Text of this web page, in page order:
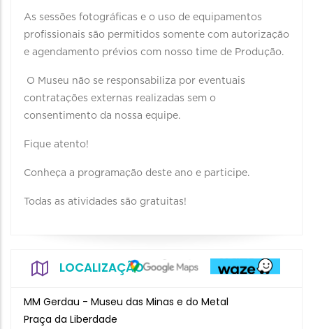
As sessões fotográficas e o uso de equipamentos
profissionais são permitidos somente com autorização
e agendamento prévios com nosso time de Produção.
O Museu não se responsabiliza por eventuais
contratações externas realizadas sem o
consentimento da nossa equipe.
Fique atento!
Conheça a programação deste ano e participe.
Todas as atividades são gratuitas!
LOCALIZAÇÃO
MM Gerdau - Museu das Minas e do Metal
Praça da Liberdade